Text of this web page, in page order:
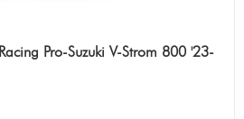
Pro-Suzuki V-Strom 800 '23-